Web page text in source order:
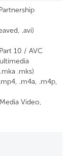
.avi)
10 / AVC
.mks)
.m4a, .m4p,
Video,